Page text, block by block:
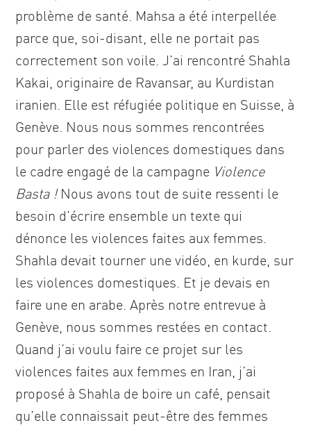
problème de santé. Mahsa a été interpellée
parce que, soi-disant, elle ne portait pas
correctement son voile. J’ai rencontré Shahla
Kakai, originaire de Ravansar, au Kurdistan
iranien. Elle est réfugiée politique en Suisse, à
Genève. Nous nous sommes rencontrées
pour parler des violences domestiques dans
le cadre engagé de la campagne Violence
Basta !Nous avons tout de suite ressenti le
besoin d’écrire ensemble un texte qui
dénonce les violences faites aux femmes.
Shahla devait tourner une vidéo, en kurde, sur
les violences domestiques. Et je devais en
faire une en arabe. Après notre entrevue à
Genève, nous sommes restées en contact.
Quand j’ai voulu faire ce projet sur les
violences faites aux femmes en Iran, j’ai
proposé à Shahla de boire un café, pensait
qu’elle connaissait peut-être des femmes